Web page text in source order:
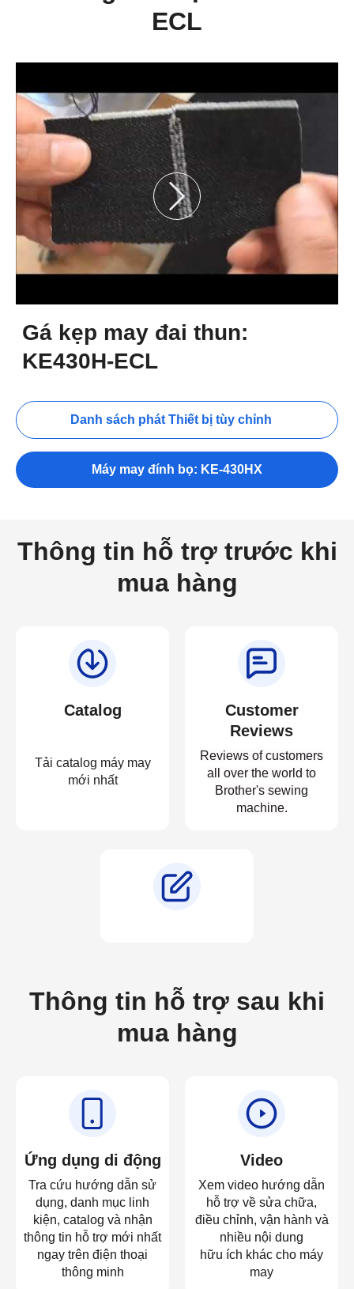
ECL
Gá kẹp may đai thun:
KE430H-ECL
Danh sách phát Thiết bị tùy chỉnh
Máy may đính bọ: KE-430HX
Thông tin hỗ trợ trước khi
mua hàng
Catalog
Tải catalog máy may
mới nhất
Customer
Reviews
Reviews of customers
all over the world to
Brother's sewing
machine.
Thông tin hỗ trợ sau khi
mua hàng
Ứng dụng di động
Tra cứu hướng dẫn sử
dụng, danh mục linh
kiện, catalog và nhận
thông tin hỗ trợ mới nhất
ngay trên điện thoại
thông minh
Video
Xem video hướng dẫn
hỗ trợ về sửa chữa,
điều chỉnh, vận hành và
nhiều nội dung
hữu ích khác cho máy
may